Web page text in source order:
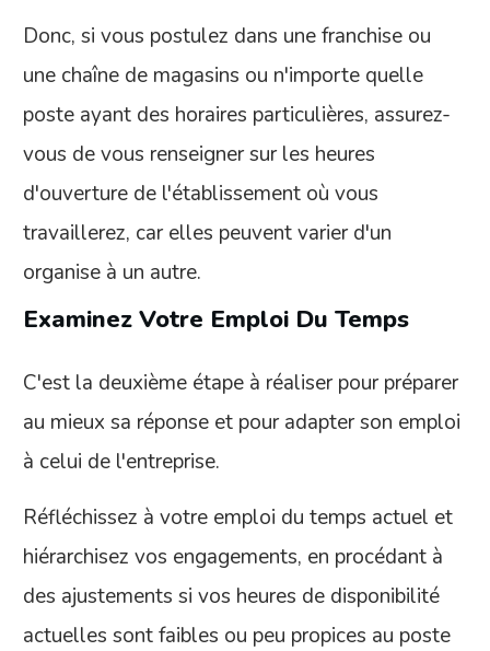
Donc, si vous postulez dans une franchise ou
une chaîne de magasins ou n'importe quelle
poste ayant des horaires particulières, assurez-
vous de vous renseigner sur les heures
d'ouverture de l'établissement où vous
travaillerez, car elles peuvent varier d'un
organise à un autre.
Examinez Votre Emploi Du Temps
C'est la deuxième étape à réaliser pour préparer
au mieux sa réponse et pour adapter son emploi
à celui de l'entreprise.
Réfléchissez à votre emploi du temps actuel et
hiérarchisez vos engagements, en procédant à
des ajustements si vos heures de disponibilité
actuelles sont faibles ou peu propices au poste